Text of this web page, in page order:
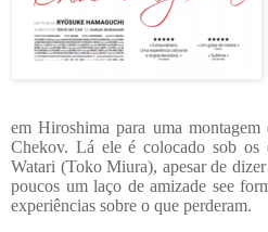
em Hiroshima para uma
Chekov. Lá ele é colocado sob os
Watari (Toko Miura), apesar de
poucos um laço de amizade see
experiências sobre o que perderam.